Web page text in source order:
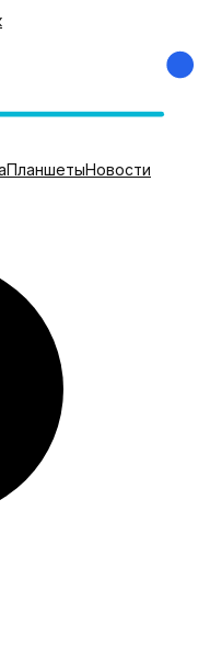
ПланшетыНовости